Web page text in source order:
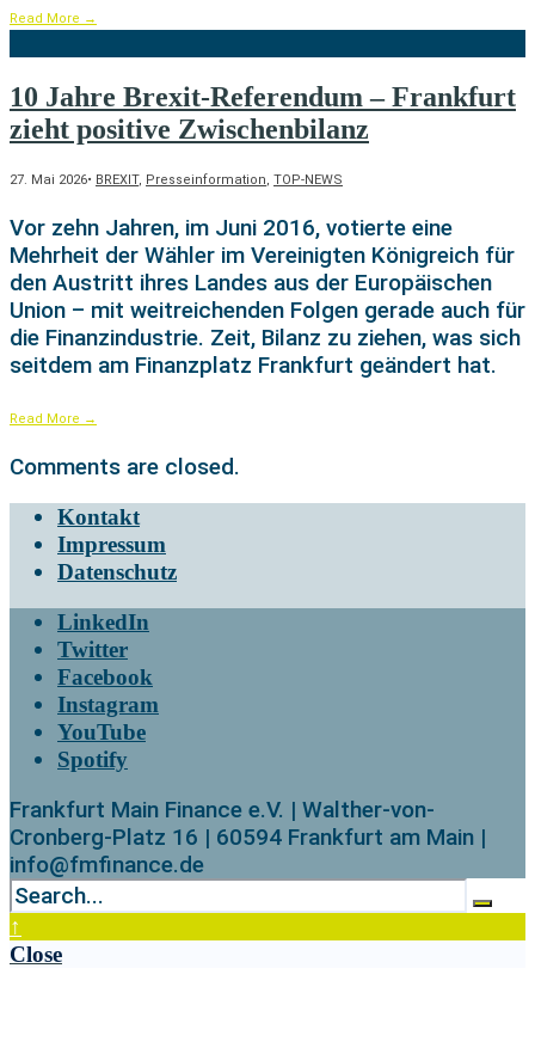
Read More →
10 Jahre Brexit-Referendum – Frankfurt
zieht positive Zwischenbilanz
27. Mai 2026• BREXIT, Presseinformation, TOP-NEWS
Vor zehn Jahren, im Juni 2016, votierte eine
Mehrheit der Wähler im Vereinigten Königreich für
den Austritt ihres Landes aus der Europäischen
Union – mit weitreichenden Folgen gerade auch für
die Finanzindustrie. Zeit, Bilanz zu ziehen, was sich
seitdem am Finanzplatz Frankfurt geändert hat.
Read More →
Comments are closed.
Kontakt
Impressum
Datenschutz
LinkedIn
Twitter
Facebook
Instagram
YouTube
Spotify
Frankfurt Main Finance e.V. | Walther-von-
Cronberg-Platz 16 | 60594 Frankfurt am Main |
info@fmfinance.de
↑
Close